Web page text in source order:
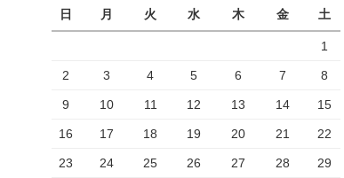
日
月 火 水 木 金 土
1
2 3 4 5 6 7 8
9 10 11 12 13 14 15
16 17 18 19 20 21 22
23 24 25 26 27 28 29